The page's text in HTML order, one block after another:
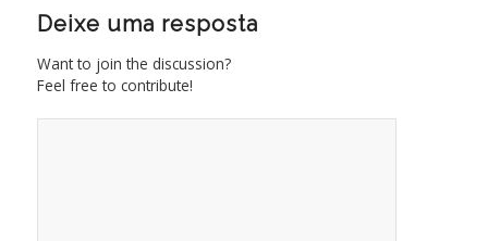
Deixe uma resposta
Want to join the discussion?
Feel free to contribute!